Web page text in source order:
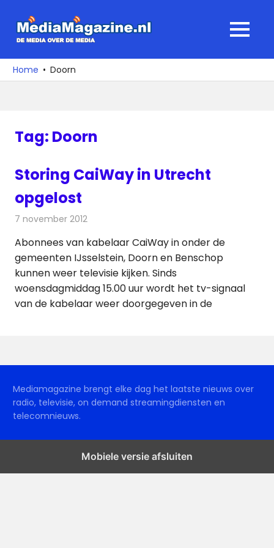
naar
media
over
MENU
Home Doorn
Tag: Doorn
Storing CaiWay in Utrecht
opgelost
7 november 2012
Abonnees van kabelaar CaiWay in onder de
gemeenten IJsselstein, Doorn en Benschop
kunnen weer televisie kijken. Sinds
woensdagmiddag 15.00 uur wordt het tv-signaal
van de kabelaar weer doorgegeven in de
Mediamagazine brengt elke dag het laatste nieuws over
radio, televisie, on demand streamingdiensten en
telecomnieuws.
Mobiele versie afsluiten